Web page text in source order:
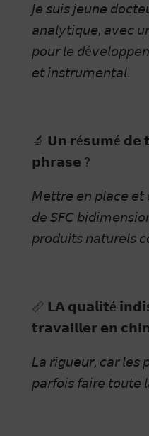
𝘑𝘦 𝘴𝘶𝘪𝘴 𝘫𝘦𝘶𝘯𝘦
𝘢𝘯𝘢𝘭𝘺𝘵𝘪𝘲𝘶𝘦, 𝘢𝘷𝘦𝘤 𝘶𝘯
𝘱𝘰𝘶𝘳 𝘭𝘦
𝘦𝘵 𝘪𝘯𝘴𝘵𝘳𝘶𝘮𝘦𝘯𝘵𝘢𝘭.
🔬 𝗨𝗻 𝗿é𝘀𝘂𝗺é 𝗱𝗲
𝗽𝗵𝗿𝗮𝘀𝗲 ?
𝘔𝘦𝘵𝘵𝘳𝘦 𝘦𝘯 𝘱𝘭𝘢𝘤𝘦
𝘥𝘦 𝘚𝘍𝘊
𝘱𝘳𝘰𝘥𝘶𝘪𝘵𝘴 𝘯𝘢𝘵𝘶𝘳𝘦𝘭𝘴
📏 𝗟𝗔 𝗾𝘂𝗮𝗹𝗶𝘁é
𝘁𝗿𝗮𝘃𝗮𝗶𝗹𝗹𝗲𝗿 𝗲𝗻
𝘓𝘢 𝘳𝘪𝘨𝘶𝘦𝘶𝘳, 𝘤𝘢𝘳 𝘭𝘦𝘴
𝘱𝘢𝘳𝘧𝘰𝘪𝘴 𝘧𝘢𝘪𝘳𝘦 𝘵𝘰𝘶𝘵𝘦